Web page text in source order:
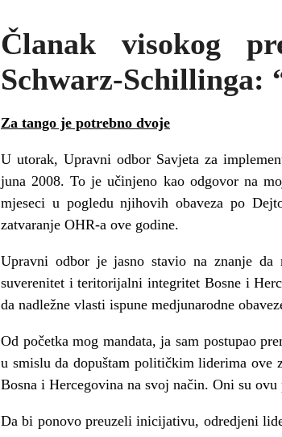
Članak visokog
Schwarz-Schillinga:
Za tango je potrebno dvoje
U utorak, Upravni odbor Savjeta za
juna 2008. To je učinjeno kao odgovor na
mjeseci u pogledu njihovih obaveza po
zatvaranje OHR-a ove godine.
Upravni odbor je jasno stavio na znanje da
suverenitet i teritorijalni integritet Bosne i
da nadležne vlasti ispune medjunarodne
Od početka mog mandata, ja sam postupao
u smislu da dopuštam političkim liderima ove
Bosna i Hercegovina na svoj način. Oni su
Da bi ponovo preuzeli inicijativu, odredjeni